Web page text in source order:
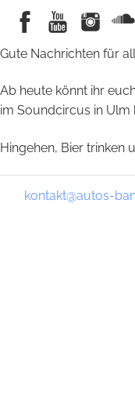
Gute Nachrichten für
Ab heute könnt ihr
im Soundcircus in Ulm
Hingehen, Bier trinken
kontakt@autos-